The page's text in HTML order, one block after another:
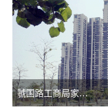
虢国路工商局家属院